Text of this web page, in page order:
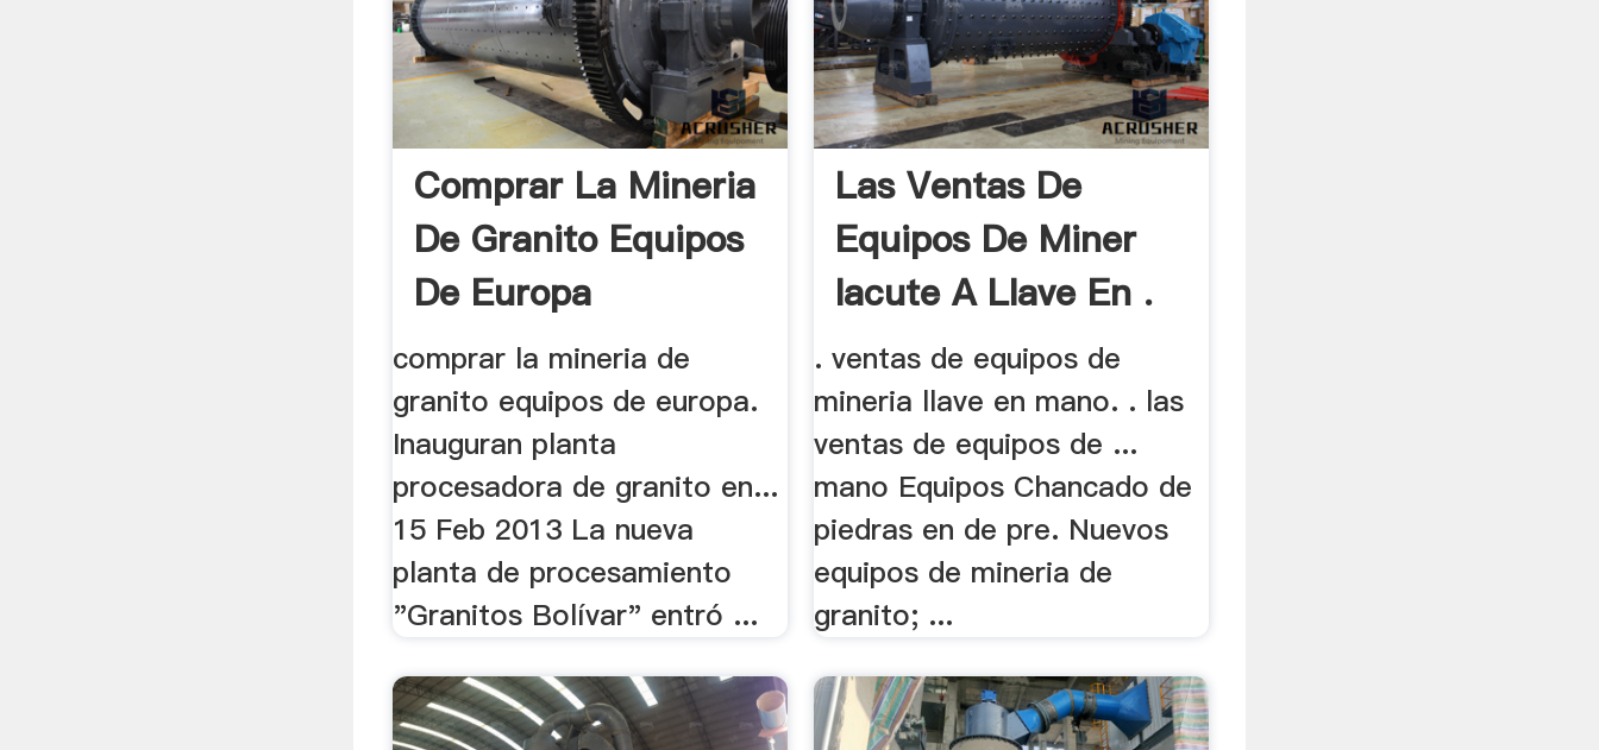
Comprar La Mineria
De Granito Equipos
De Europa
comprar la mineria de
granito equipos de europa.
Inauguran planta
procesadora de granito en...
15 Feb 2013 La nueva
planta de procesamiento
"Granitos Bolívar" entró ...
Las Ventas De
Equipos De Miner
Iacute A Llave En .
. ventas de equipos de
mineria llave en mano. . las
ventas de equipos de ...
mano Equipos Chancado de
piedras en de pre. Nuevos
equipos de mineria de
granito; ...